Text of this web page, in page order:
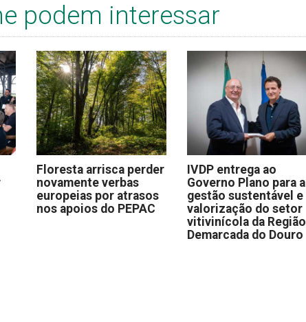
podem interessar
Floresta arrisca perder
novamente verbas
europeias por atrasos
nos apoios do PEPAC
IVDP entrega ao
Governo Plano para a
gestão sustentável e
valorização do setor
vitivinícola da Região
Demarcada do Douro